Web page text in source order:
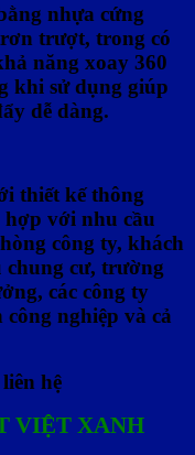
nhựa cứng
trượt, trong có
năng xoay 360
khi sử dụng giúp
dễ dàng.
thiết kế thông
với nhu cầu
công ty, khách
cư, trường
các công ty
nghiệp và cả
hệ
VIỆT XANH